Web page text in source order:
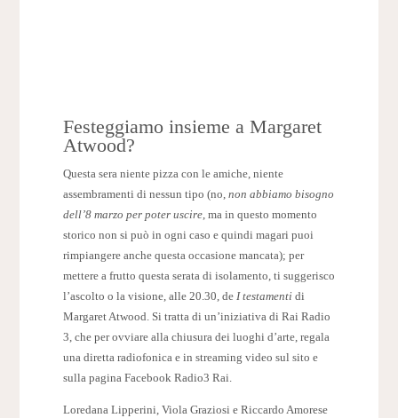
Festeggiamo insieme a Margaret
Atwood?
Questa sera niente pizza con le amiche, niente
assembramenti di nessun tipo (no, non abbiamo bisogno
dell’8 marzo per poter uscire, ma in questo momento
storico non si può in ogni caso e quindi magari puoi
rimpiangere anche questa occasione mancata); per
mettere a frutto questa serata di isolamento, ti suggerisco
l’ascolto o la visione, alle 20.30, deI testamenti di
Margaret Atwood. Si tratta di un’iniziativa di Rai Radio
3, che per ovviare alla chiusura dei luoghi d’arte, regala
una diretta radiofonica e in streaming video sul sito e
sulla pagina Facebook Radio3 Rai.
Loredana Lipperini, Viola Graziosi e Riccardo Amorese